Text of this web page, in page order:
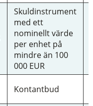
Skuldinstrument
med ett
nominellt värde
per enhet på
mindre än 100
000 EUR
Kontantbud